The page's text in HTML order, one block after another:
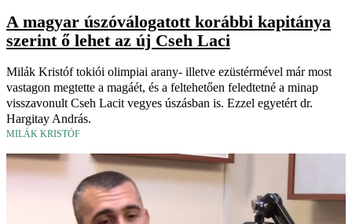
A magyar úszóválogatott korábbi kapitánya
szerint ő lehet az új Cseh Laci
Milák Kristóf tokiói olimpiai arany- illetve ezüstérmével már most
vastagon megtette a magáét, és a feltehetően feledtetné a minap
visszavonult Cseh Lacit vegyes úszásban is. Ezzel egyetért dr.
Hargitay András.
MILÁK KRISTÓF